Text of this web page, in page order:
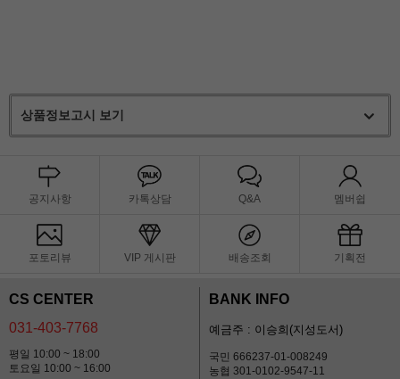
상품정보고시 보기
공지사항 카톡상담 Q&A 멤버쉽
포토리뷰 VIP 게시판 배송조회 기획전
CS CENTER
031-403-7768
평일 10:00 ~ 18:00
토요일 10:00 ~ 16:00
BANK INFO
예금주 : 이승희(지성도서)
국민 666237-01-008249
농협 301-0102-9547-11